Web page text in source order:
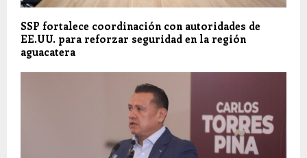
SSP fortalece coordinación con autoridades de
EE.UU. para reforzar seguridad en la región
aguacatera